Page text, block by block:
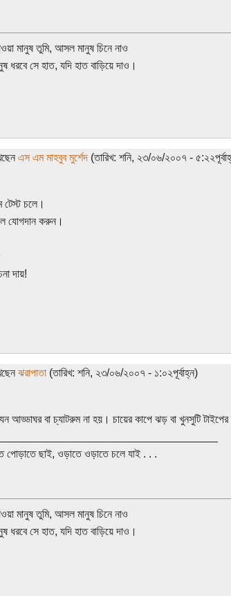
মানুষ তুমি, আসল মানুষ চিনে নাও
ধরবে সে হাত, যদি হাত বাড়িয়ে দাও।
এস এম মাহবুব মুর্শেদ(তারিখ: শনি, ২৩/০৬/২০০৭ -
টেস্ট চলে।
যোগদান করুন।
দায়!
ঝরাপাতা(তারিখ: শনি, ২৩/০৬/২০০৭ - ১:০২পূর্বাহ্ন)
আড্ডাঘর বা চ্যাটরুম না হয়। চায়ের কাপে ঝড় বা খুনসুটি
পোড়াতে ছাই, ওড়াতে ওড়াতে চলে যাই . . .
মানুষ তুমি, আসল মানুষ চিনে নাও
ধরবে সে হাত, যদি হাত বাড়িয়ে দাও।